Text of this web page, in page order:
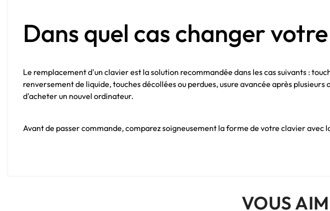
Dans quel cas changer
Le remplacement d'un clavier est la solution recommandée dans les cas suivants :
renversement de liquide, touches décollées ou perdues, usure avancée après
d'acheter un nouvel ordinateur.
Avant de passer commande, comparez soigneusement la forme de votre clavier
VOUS